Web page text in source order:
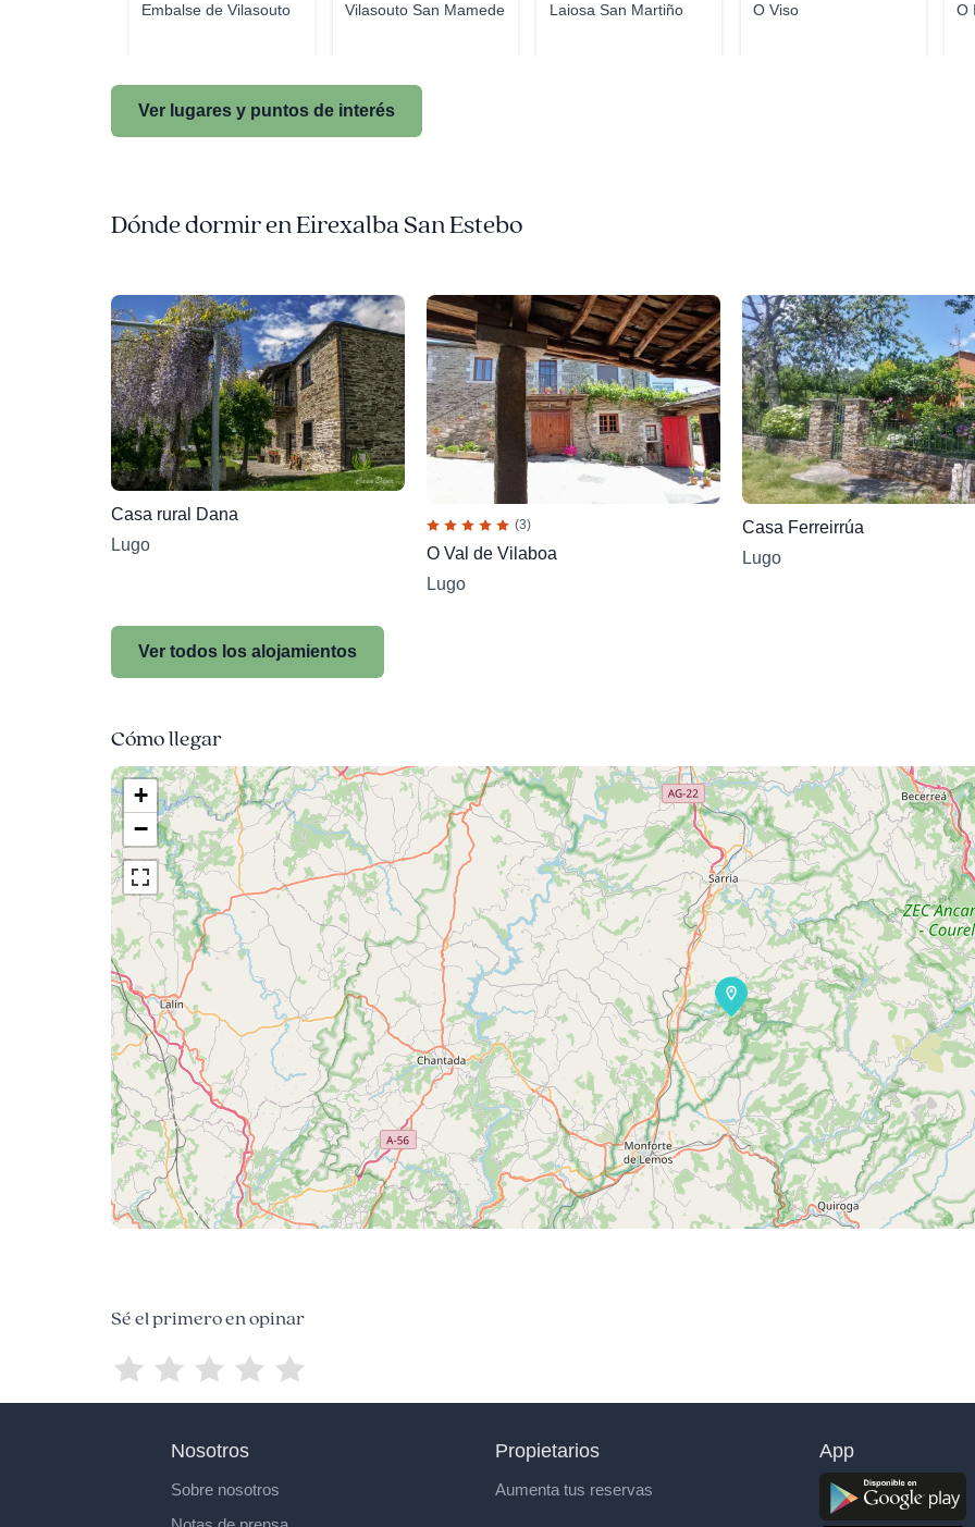
Embalse de Vilasouto Vilasouto San Mamede Laiosa San Martiño O Viso O
Ver lugares y puntos de interés
Dónde dormir en Eirexalba San Estebo
Casa rural Dana
Lugo
(3)
O Val de Vilaboa
Lugo
Casa Ferreirrúa
Lugo
Ver todos los alojamientos
Cómo llegar
+
−
Sé el primero en opinar
Nosotros
Sobre nosotros
Propietarios
Aumenta tus reservas
App